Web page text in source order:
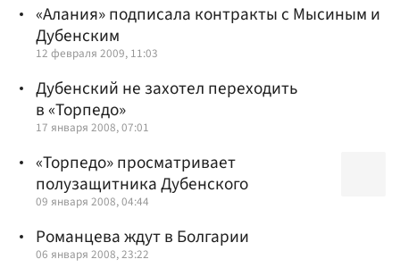
«Алания» подписала контракты с Мысиным и
Дубенским
12 февраля 2009, 11:03
Дубенский не захотел переходить
в «Торпедо»
17 января 2008, 07:01
«Торпедо» просматривает
полузащитника Дубенского
09 января 2008, 04:44
Романцева ждут в Болгарии
06 января 2008, 23:22